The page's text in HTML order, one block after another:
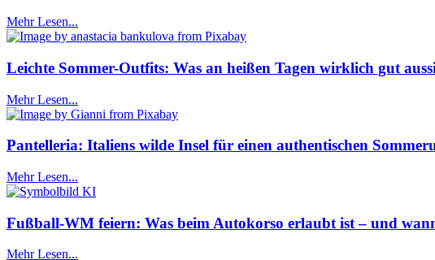
Mehr Lesen...
Leichte Sommer-Outfits: Was an heißen Tagen wirklich gut
Mehr Lesen...
Pantelleria: Italiens wilde Insel für einen authentischen
Mehr Lesen...
Fußball-WM feiern: Was beim Autokorso erlaubt ist – und
Mehr Lesen...